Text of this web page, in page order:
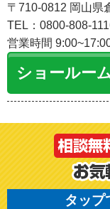
〒710-0812 岡山県
TEL：0800-808-
営業時間
ショールー
タップ